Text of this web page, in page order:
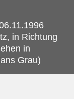
in Richtung
in
Grau)